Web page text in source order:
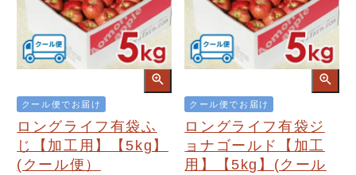
クール便でお届け
ロングライフ有袋ふ
じ【加工用】【5kg】
(クール便）
クール便でお届け
ロングライフ有袋ジ
ョナゴールド【加工
用】【5kg】(クール